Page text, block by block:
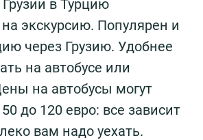
в Турцию
экскурсию. Популярен и
через Грузию. Удобнее
на автобусе или
на автобусы могут
до 120 евро: все зависит
вам надо уехать.